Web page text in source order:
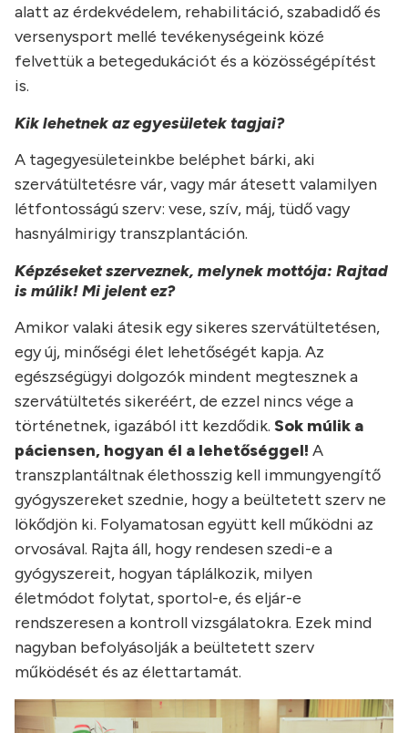
alatt az érdekvédelem, rehabilitáció, szabadidő és
versenysport mellé tevékenységeink közé
felvettük a betegedukációt és a közösségépítést
is.
Kik lehetnek az egyesületek tagjai?
A tagegyesületeinkbe beléphet bárki, aki
szervátültetésre vár, vagy már átesett valamilyen
létfontosságú szerv: vese, szív, máj, tüdő vagy
hasnyálmirigy transzplantáción.
Képzéseket szerveznek, melynek mottója: Rajtad
is múlik! Mi jelent ez?
Amikor valaki átesik egy sikeres szervátültetésen,
egy új, minőségi élet lehetőségét kapja. Az
egészségügyi dolgozók mindent megtesznek a
szervátültetés sikeréért, de ezzel nincs vége a
történetnek, igazából itt kezdődik. Sok múlik a
páciensen, hogyan él a lehetőséggel! A
transzplantáltnak élethosszig kell immungyengítő
gyógyszereket szednie, hogy a beültetett szerv ne
lökődjön ki. Folyamatosan együtt kell működni az
orvosával. Rajta áll, hogy rendesen szedi-e a
gyógyszereit, hogyan táplálkozik, milyen
életmódot folytat, sportol-e, és eljár-e
rendszeresen a kontroll vizsgálatokra. Ezek mind
nagyban befolyásolják a beültetett szerv
működését és az élettartamát.